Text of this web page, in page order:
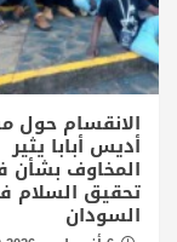
الانقسام حول
أديس أبابا يثير
المخاوف
تحقيق السلام
السودان